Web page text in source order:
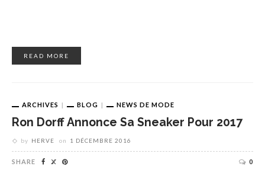
READ MORE
ARCHIVES BLOG NEWS DE MODE
Ron Dorff Annonce Sa Sneaker Pour 2017
by HERVE on 1 DÉCEMBRE 2016
SHARE 0